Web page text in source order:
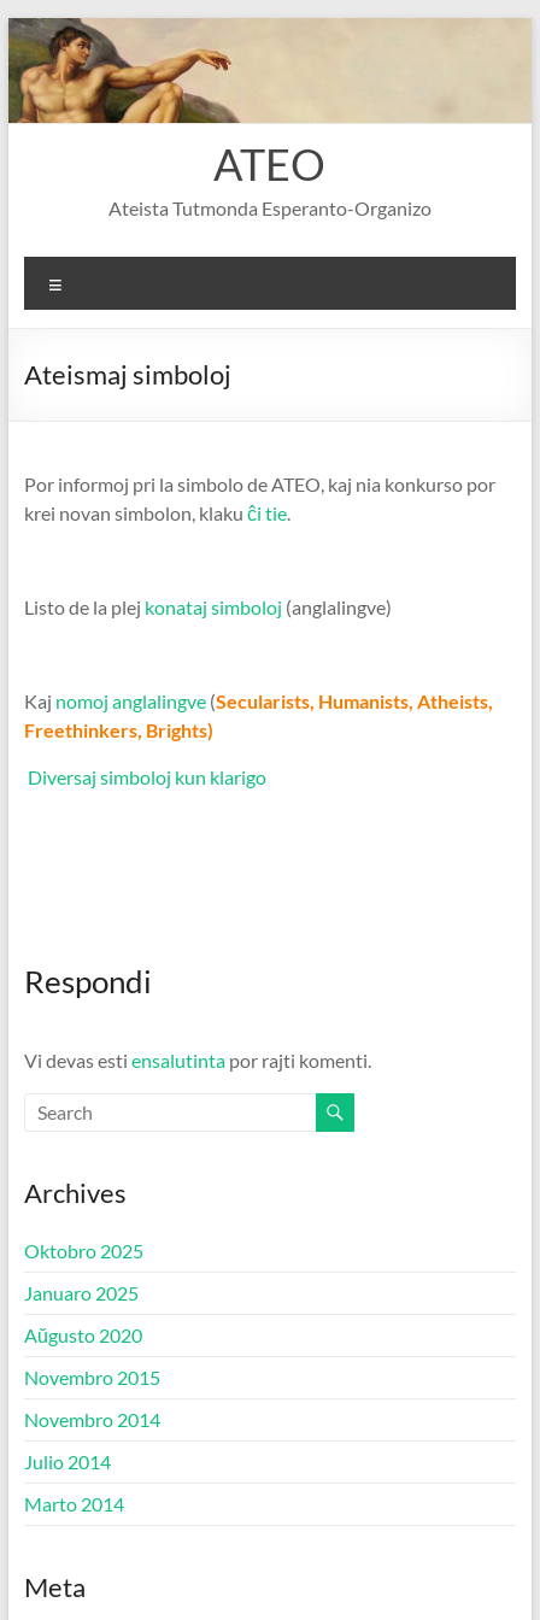
Skip
to
content
ATEO
Ateista Tutmonda Esperanto-Organizo
Ateismaj simboloj
Por informoj pri la simbolo de ATEO, kaj nia konkurso por
krei novan simbolon, klaku ĉi tie.
Listo de la plej konataj simboloj (anglalingve)
Kaj nomoj anglalingve (Secularists, Humanists, Atheists,
Freethinkers, Brights)
Diversaj simboloj kun klarigo
Respondi
Vi devas esti ensalutintapor rajti komenti.
Archives
Oktobro 2025
Januaro 2025
Aŭgusto 2020
Novembro 2015
Novembro 2014
Julio 2014
Marto 2014
Meta